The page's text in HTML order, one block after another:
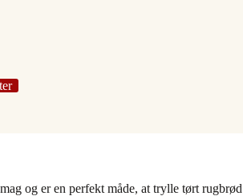
og er en perfekt måde, at trylle tørt